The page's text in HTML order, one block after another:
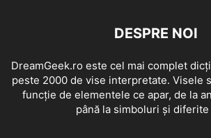
DESPRE NOI
DreamGeek.ro este cel mai complet
peste 2000 de vise interpretate. Visele
funcție de elementele ce apar, de la
până la simboluri și diferite